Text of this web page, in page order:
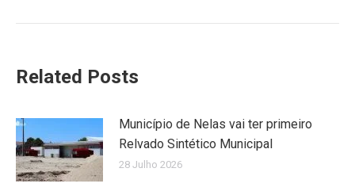
Related Posts
Município de Nelas vai ter primeiro
Relvado Sintético Municipal
28 Julho 2026